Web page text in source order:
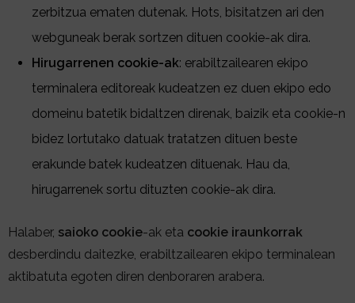
zerbitzua ematen dutenak. Hots, bisitatzen ari den
webguneak berak sortzen dituen cookie-ak dira.
Hirugarrenen cookie-ak: erabiltzailearen ekipo
terminalera editoreak kudeatzen ez duen ekipo edo
domeinu batetik bidaltzen direnak, baizik eta cookie-n
bidez lortutako datuak tratatzen dituen beste
erakunde batek kudeatzen dituenak. Hau da,
hirugarrenek sortu dituzten cookie-ak dira.
Halaber, saioko cookie-ak eta cookie iraunkorrak
desberdindu daitezke, erabiltzailearen ekipo terminalean
aktibatuta egoten diren denboraren arabera.